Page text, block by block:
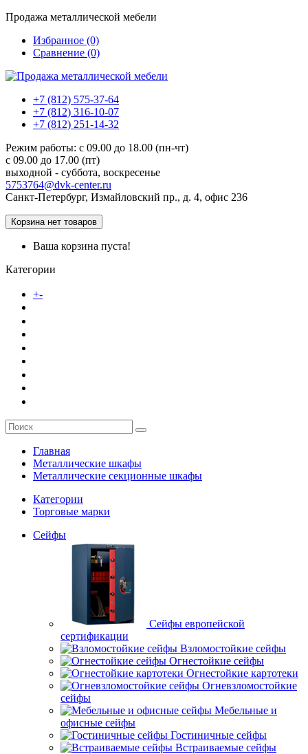
Продажа металлической мебели
Избранное (0)
Сравнение (0)
+7 (812) 575-37-64
+7 (812) 316-10-07
+7 (812) 251-14-32
Режим работы: c 09.00 до 18.00 (пн-чт)
c 09.00 до 17.00 (пт)
выходной - суббота, воскресенье
5753764@dvk-center.ru
Санкт-Петербург, Измайловский пр., д. 4, офис 236
Корзина нет товаров
Ваша корзина пуста!
Категории
+-
Главная
Металлические шкафы
Металлические секционные шкафы
Категории
Торговые марки
Сейфы
Сейфы европейской
сертификации
Взломостойкие сейфы
Огнестойкие сейфы
Огнестойкие картотеки
Огневзломостойкие
сейфы
Мебельные и
офисные сейфы
Гостиничные сейфы
Встраиваемые сейфы